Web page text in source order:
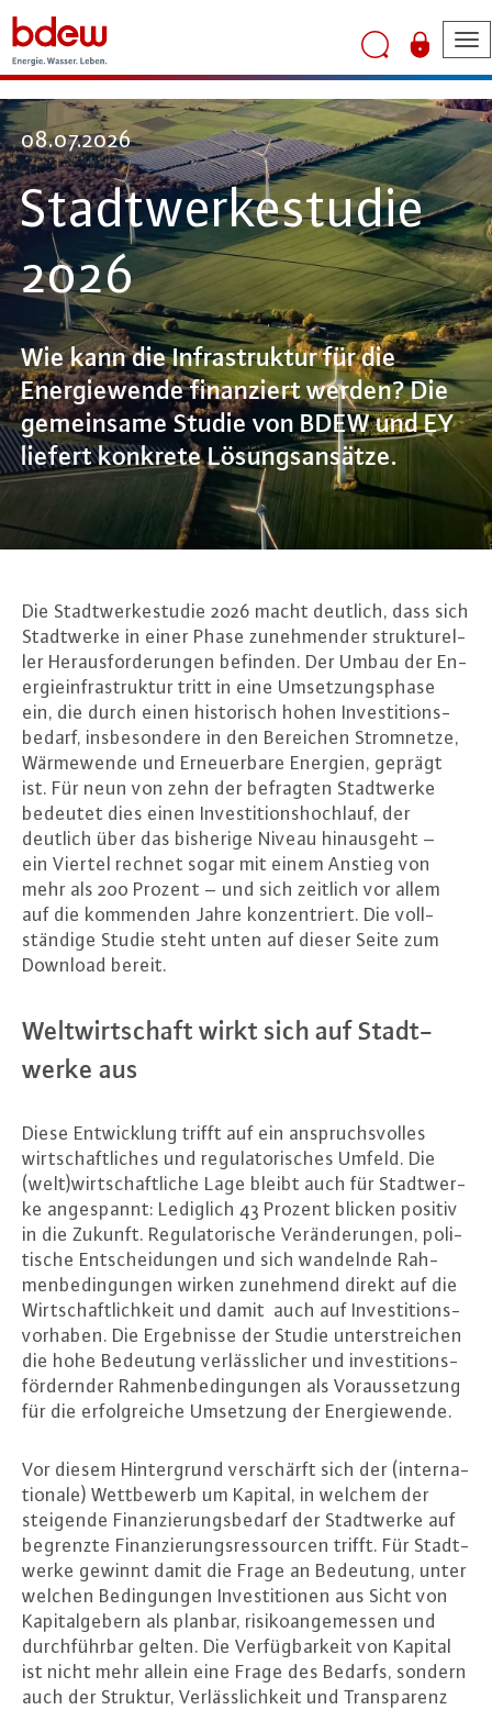
08.07.2026
Stadtwerkestudie
2026
Wie kann die Infrastruktur für die
Energiewende finanziert werden? Die
gemeinsame Studie von BDEW und EY
liefert konkrete Lösungsansätze.
Die Stadt­wer­ke­stu­die 2026 macht deutlich, dass sich
Stadt­wer­ke in einer Phase zu­neh­men­der struk­tu­rel­
ler Her­aus­for­de­run­gen befinden. Der Umbau der En­
er­gie­in­fra­struk­tur tritt in eine Um­set­zungs­pha­se
ein, die durch einen his­to­risch hohen In­ves­ti­ti­ons­
be­darf, ins­be­son­de­re in den Bereichen Strom­net­ze,
Wär­me­wen­de und Er­neu­er­ba­re Energien, geprägt
ist. Für neun von zehn der befragten Stadt­wer­ke
bedeutet dies einen In­ves­ti­ti­ons­hoch­lauf, der
deutlich über das bisherige Niveau hin­aus­geht –
ein Viertel rechnet sogar mit einem Anstieg von
mehr als 200 Prozent – und sich zeitlich vor allem
auf die kommenden Jahre kon­zen­triert. Die voll­
stän­di­ge Studie steht unten auf dieser Seite zum
Download bereit.
Welt­wirt­schaft wirkt sich auf Stadt­
wer­ke aus
Diese Ent­wick­lung trifft auf ein an­spruchs­vol­les
wirt­schaft­li­ches und re­gu­la­to­ri­sches Umfeld. Die
(welt)wirt­schaft­li­che Lage bleibt auch für Stadt­wer­
ke an­ge­spannt: Lediglich 43 Prozent blicken positiv
in die Zukunft. Re­gu­la­to­ri­sche Ver­än­de­run­gen, po­li­
ti­sche Ent­schei­dun­gen und sich wandelnde Rah­
men­be­din­gun­gen wirken zunehmend direkt auf die
Wirt­schaft­lich­keit und damit auch auf In­ves­ti­ti­ons­
vor­ha­ben. Die Er­geb­nis­se der Studie un­ter­strei­chen
die hohe Bedeutung ver­läss­li­cher und in­ves­ti­ti­ons­
för­dern­der Rah­men­be­din­gun­gen als Vor­aus­set­zung
für die er­folg­rei­che Umsetzung der En­er­gie­wen­de.
Vor diesem Hin­ter­grund ver­schärft sich der (in­ter­na­
tio­na­le) Wett­be­werb um Kapital, in welchem der
steigende Fi­nan­zie­rungs­be­darf der Stadt­wer­ke auf
begrenzte Fi­nan­zie­rungs­res­sour­cen trifft. Für Stadt­
wer­ke gewinnt damit die Frage an Bedeutung, unter
welchen Be­din­gun­gen In­ves­ti­tio­nen aus Sicht von
Ka­pi­tal­ge­bern als planbar, ri­si­ko­an­ge­mes­sen und
durch­führ­bar gelten. Die Ver­füg­bar­keit von Kapital
ist nicht mehr allein eine Frage des Bedarfs, sondern
auch der Struktur, Ver­läss­lich­keit und Trans­pa­renz